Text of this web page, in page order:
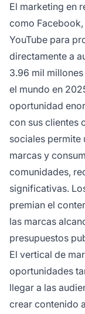
El marketing en
como
YouTube para
directamente a
3.96 mil
el mundo en
oportunidad
con sus clientes
sociales permite
marcas y
comunidades,
significativas.
premian el
las marcas
presupuestos
El vertical de
oportunidades
llegar a las
crear contenido